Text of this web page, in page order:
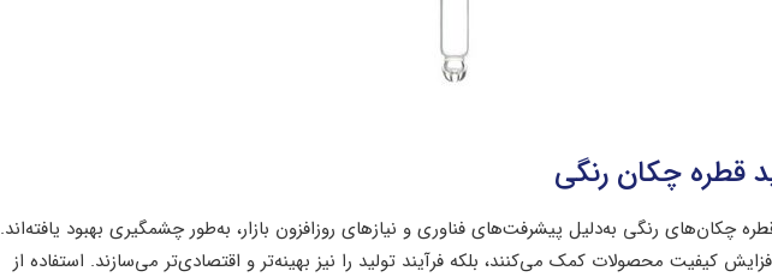
قطره چکان رنگی
چکان‌های رنگی به‌دلیل پیشرفت‌های فناوری و نیازهای روزافزون بازار، به‌طور چشمگیری بهبود یافته‌اند.
کیفیت محصولات کمک می‌کنند، بلکه فرآیند تولید را نیز بهینه‌تر و اقتصادی‌تر می‌سازند. استفاده از